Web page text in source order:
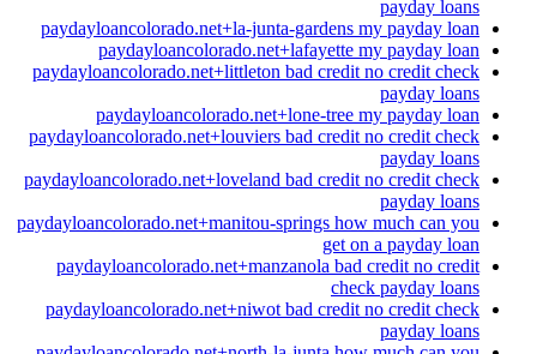
payday loans
paydayloancolorado.net+la-junta-gardens my payday loan
paydayloancolorado.net+lafayette my payday loan
paydayloancolorado.net+littleton bad credit no credit check
payday loans
paydayloancolorado.net+lone-tree my payday loan
paydayloancolorado.net+louviers bad credit no credit check
payday loans
paydayloancolorado.net+loveland bad credit no credit check
payday loans
paydayloancolorado.net+manitou-springs how much can you
get on a payday loan
paydayloancolorado.net+manzanola bad credit no credit
check payday loans
paydayloancolorado.net+niwot bad credit no credit check
payday loans